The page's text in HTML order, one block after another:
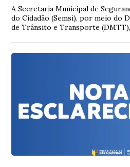
A Secretaria Municipal de
do Cidadão (Semsi), por meio do
de Trânsito e Transporte (DMTT),